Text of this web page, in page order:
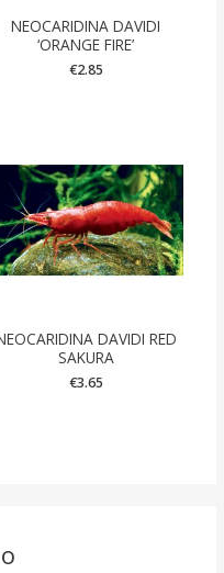
NEOCARIDINA DAVIDI
‘ORANGE FIRE’
€2.85
DAVIDI RED
SAKURA
€3.65